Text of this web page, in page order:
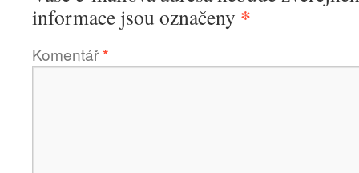
informace jsou označeny *
Komentář*